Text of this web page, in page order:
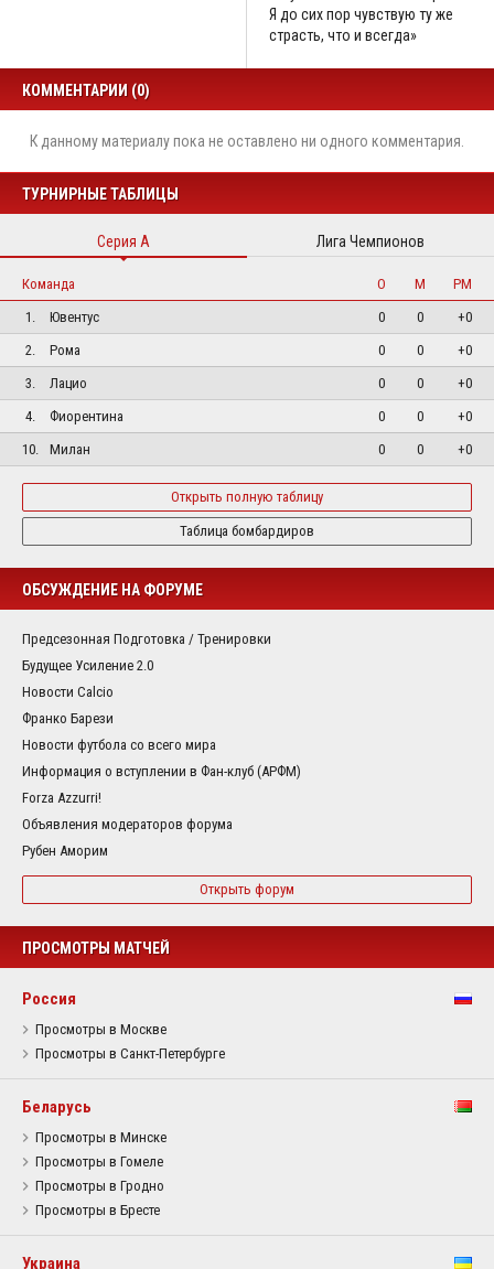
Я до сих пор чувствую ту же
страсть, что и всегда»
КОММЕНТАРИИ (0)
К данному материалу пока не оставлено ни одного комментария.
ТУРНИРНЫЕ ТАБЛИЦЫ
Серия А Лига Чемпионов
Команда О М
РМ
1.
Ювентус 0 0
+0
2.
Рома 0 0
+0
3.
Лацио 0 0
+0
4.
Фиорентина 0 0
+0
10.
Милан 0 0 +0
Открыть полную таблицу
Таблица бомбардиров
ОБСУЖДЕНИЕ НА ФОРУМЕ
Предсезонная Подготовка / Тренировки
Будущее Усиление 2.0
Новости Calcio
Франко Барези
Новости футбола со всего мира
Информация о вступлении в Фан-клуб (АРФМ)
Forza Azzurri!
Объявления модераторов форума
Рубен Аморим
Открыть форум
ПРОСМОТРЫ МАТЧЕЙ
Россия
Просмотры в Москве
Просмотры в Санкт-Петербурге
Беларусь
Просмотры в Минске
Просмотры в Гомеле
Просмотры в Гродно
Просмотры в Бресте
Украина